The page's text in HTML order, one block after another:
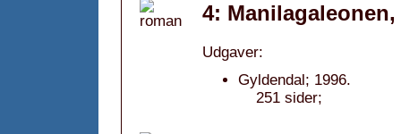
4: Manilagaleonen,
Udgaver:
Gyldendal; 1996.
251 sider;